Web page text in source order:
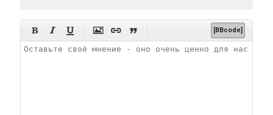
      [BBcode]